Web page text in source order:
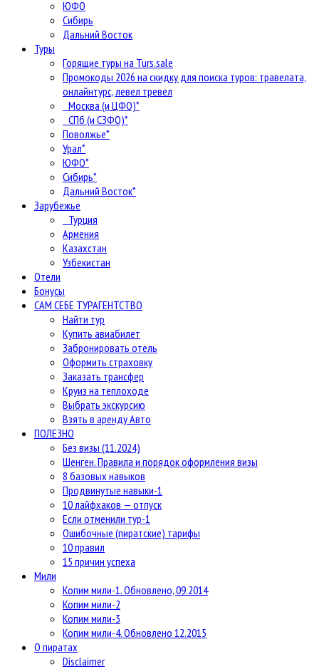
ЮФО
Сибирь
Дальний Восток
Туры
Горящие туры на Turs.sale
Промокоды 2026 на скидку для поиска туров: травелата,
онлайнтурс, левел тревел
Москва (и ЦФО)*
СПб (и СЗФО)*
Поволжье*
Урал*
ЮФО*
Сибирь*
Дальний Восток*
Зарубежье
Турция
Армения
Казахстан
Узбекистан
Отели
Бонусы
САМ СЕБЕ ТУРАГЕНТСТВО
Найти тур
Купить авиабилет
Забронировать отель
Оформить страховку
Заказать трансфер
Круиз на теплоходе
Выбрать экскурсию
Взять в аренду Авто
ПОЛЕЗНО
Без визы (11.2024)
Шенген. Правила и порядок оформления визы
8 базовых навыков
Продвинутые навыки-1
10 лайфхаков — отпуск
Если отменили тур-1
Ошибочные (пиратские) тарифы
10 правил
15 причин успеха
Мили
Копим мили-1. Обновлено, 09.2014
Копим мили-2
Копим мили-3
Копим мили-4. Обновлено 12.2015
О пиратах
Disclaimer